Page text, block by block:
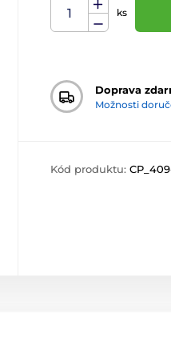
ks
Doprava
Možnosti
Kód produktu: